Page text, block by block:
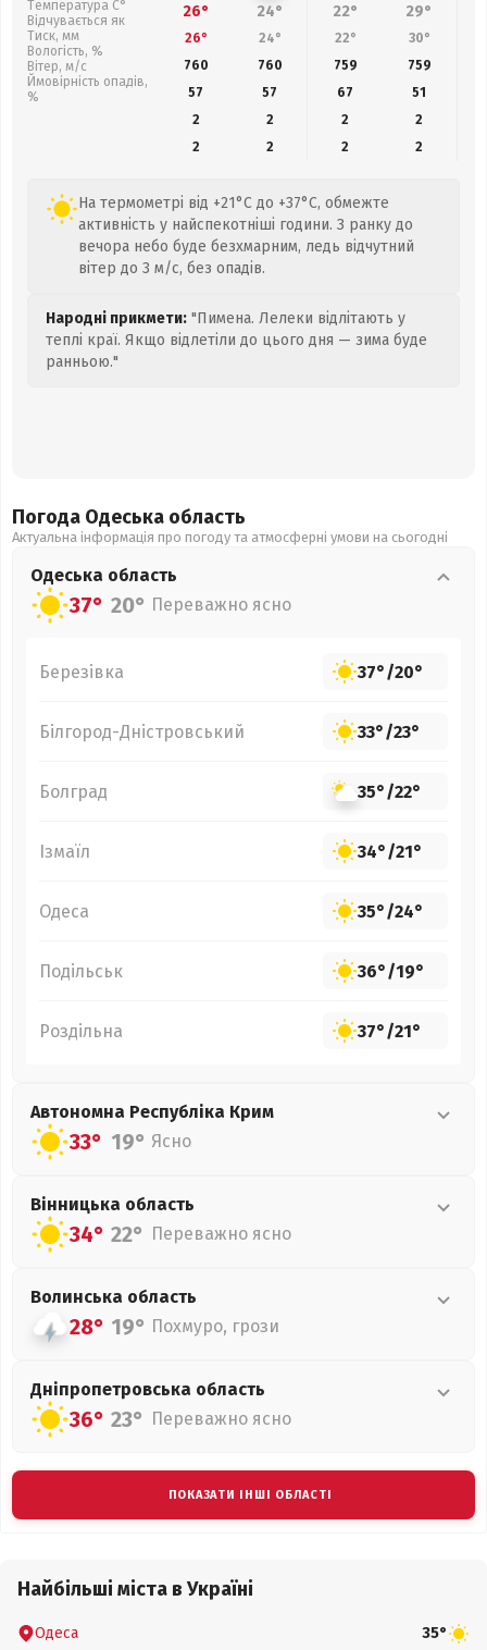
Температура С°
Відчувається як
Тиск, мм
Вологість, %
Вітер, м/с
Ймовірність опадів,
%
26° 24° 22° 29°
26° 24° 22° 30°
760
760 759 759
57
57 67 51
2
2 2
2
2
2 2 2
На термометрі від +21°C до +37°C, обмежте
активність у найспекотніші години. З ранку до
вечора небо буде безхмарним, ледь відчутний
вітер до 3 м/с, без опадів.
Народні прикмети: "Пимена. Лелеки відлітають у
теплі краї. Якщо відлетіли до цього дня — зима буде
ранньою."
Погода Одеська область
Актуальна інформація про погоду та атмосферні умови на сьогодні
Одеська область
37° 20° Переважно ясно
Березівка 37°/20°
Білгород-Дністровський 33°/23°
Болград 35°/22°
Ізмаїл 34°/21°
Одеса 35°/24°
Подільськ 36°/19°
Роздільна 37°/21°
Автономна Республіка Крим
33° 19° Ясно
Вінницька область
34° 22° Переважно ясно
Волинська область
28° 19° Похмуро, грози
Дніпропетровська область
36° 23° Переважно ясно
ПОКАЗАТИ ІНШІ ОБЛАСТІ
Найбільші міста в Україні
Одеса 35°